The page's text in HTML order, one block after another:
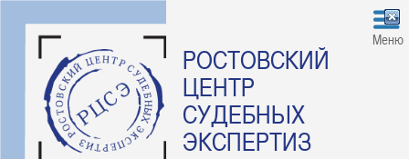
РОСТОВСКИЙ
ЦЕНТР
СУДЕБНЫХ
ЭКСПЕРТИЗ
Меню